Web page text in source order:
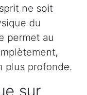
ne soit
du
permet au
plus profonde.
sur